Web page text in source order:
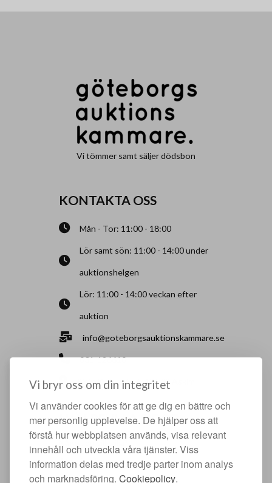
Vi bryr oss om din integritet
Vi använder cookies för att ge dig en bättre och
mer personlig upplevelse. De hjälper oss att
förstå hur webbplatsen används, visa relevant
innehåll och utveckla våra tjänster. Viss
information delas med tredje parter inom analys
och marknadsföring. Cookiepolicy.
Vi tömmer samt säljer dödsbon
KONTAKTA OSS
Mån - Tor: 11:00 - 18:00
Lör samt sön: 11:00 - 14:00 under
auktionshelgen
Lör: 11:00 - 14:00 veckan efter
auktion
info@goteborgsauktionskammare.se
031-126610
Sisjö Kullegata 6, 436 32 Askim
HJÄLPFULLA SIDOR
Något du vill sälja?
Att köpa hos oss
Om oss